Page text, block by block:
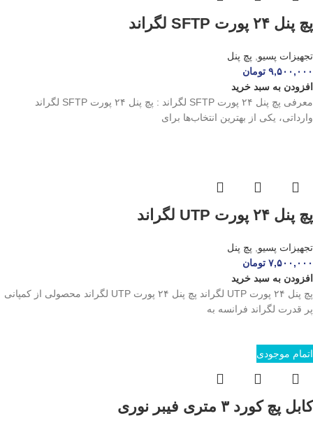
پچ پنل ۲۴ پورت SFTP لگراند
تجهیزات پسیو
پچ پنل
۹,۵۰۰,۰۰۰ تومان
افزودن به سبد خرید
معرفی پچ پنل ۲۴ پورت SFTP لگراند : پچ پنل ۲۴ پورت SFTP لگراند
وارداتی، یکی از بهترین انتخاب‌ها برای
پچ پنل ۲۴ پورت UTP لگراند
تجهیزات پسیو
پچ پنل
۷,۵۰۰,۰۰۰ تومان
افزودن به سبد خرید
پچ پنل ۲۴ پورت UTP لگراند پچ پنل ۲۴ پورت UTP لگراند محصولی از کمپانی
پر قدرت لگراند فرانسه به
اتمام موجودی
کابل پچ کورد ۳ متری فیبر نوری